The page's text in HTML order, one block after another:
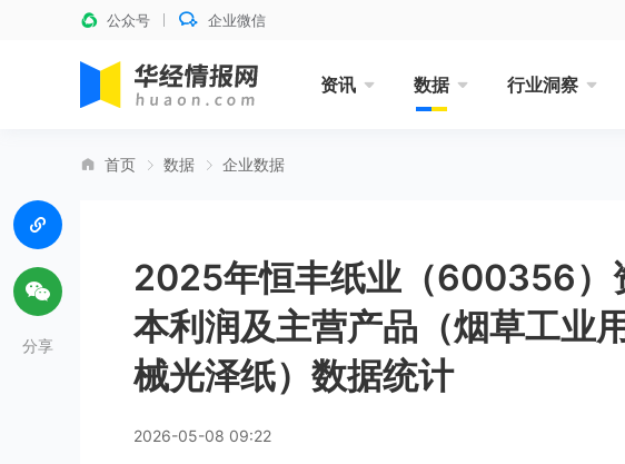
公众号 企业微信
资讯 数据 行业洞察
首页 数据 企业数据
2025年恒丰纸业（600356）
本利润及主营产品（烟草工业
械光泽纸）数据统计
2026-05-08 09:22
分享